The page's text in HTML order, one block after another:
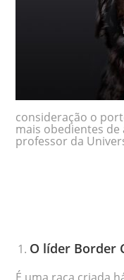
consideração o
mais obedientes de
professor da
O líder Border